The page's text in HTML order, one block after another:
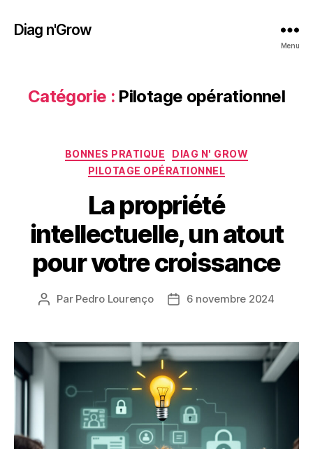
Diag n'Grow
Menu
Catégorie : Pilotage opérationnel
Catégories
BONNES PRATIQUE
DIAG N' GROW
PILOTAGE OPÉRATIONNEL
La propriété
intellectuelle, un atout
pour votre croissance
Auteur
Par Pedro Lourenço
Date6 novembre 2024